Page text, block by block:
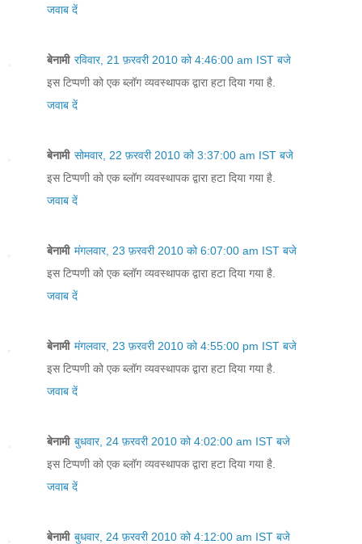
जवाब दें
बेनामी रविवार, 21 फ़रवरी 2010 को 4:46:00 am IST बजे
इस टिप्पणी को एक ब्लॉग व्यवस्थापक द्वारा हटा दिया गया है.
जवाब दें
बेनामी सोमवार, 22 फ़रवरी 2010 को 3:37:00 am IST बजे
इस टिप्पणी को एक ब्लॉग व्यवस्थापक द्वारा हटा दिया गया है.
जवाब दें
बेनामी मंगलवार, 23 फ़रवरी 2010 को 6:07:00 am IST बजे
इस टिप्पणी को एक ब्लॉग व्यवस्थापक द्वारा हटा दिया गया है.
जवाब दें
बेनामी मंगलवार, 23 फ़रवरी 2010 को 4:55:00 pm IST बजे
इस टिप्पणी को एक ब्लॉग व्यवस्थापक द्वारा हटा दिया गया है.
जवाब दें
बेनामी बुधवार, 24 फ़रवरी 2010 को 4:02:00 am IST बजे
इस टिप्पणी को एक ब्लॉग व्यवस्थापक द्वारा हटा दिया गया है.
जवाब दें
बेनामी बुधवार, 24 फ़रवरी 2010 को 4:12:00 am IST बजे